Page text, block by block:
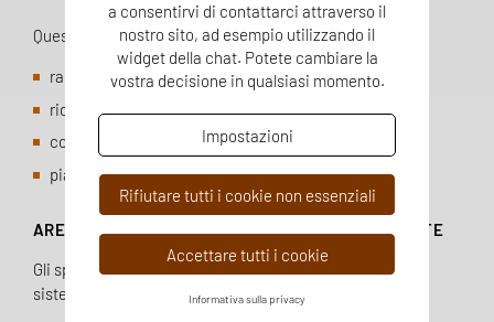
Questo sistema garantisce:
rappresentatività del campione
riduzione dei tempi interni
comunicazione diretta tra reparti
pianificazione coordinata delle attività
AREE DI PREPARAZIONE AMPLIATE E RIORGANIZZATE
Gli spazi sono stati ampliati e organizzati in modo
sistematico.
a consentirvi di contattarci attraverso il
nostro sito, ad esempio utilizzando il
widget della chat. Potete cambiare la
vostra decisione in qualsiasi momento.
Impostazioni
Rifiutare tutti i cookie non essenziali
Accettare tutti i cookie
Informativa sulla privacy